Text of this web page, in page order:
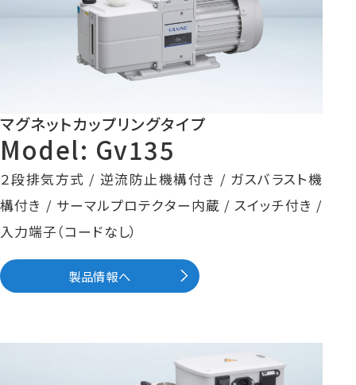
マグネットカップリングタイプ
Model: Gv135
２段排気方式 / 逆流防止機構付き / ガスバラスト機
構付き / サーマルプロテクター内蔵 / スイッチ付き /
入力端子（コードなし）
製品情報へ